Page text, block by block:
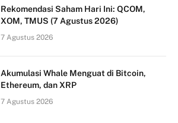
Rekomendasi Saham Hari Ini: QCOM,
XOM, TMUS (7 Agustus 2026)
7 Agustus 2026
Akumulasi Whale Menguat di Bitcoin,
Ethereum, dan XRP
7 Agustus 2026